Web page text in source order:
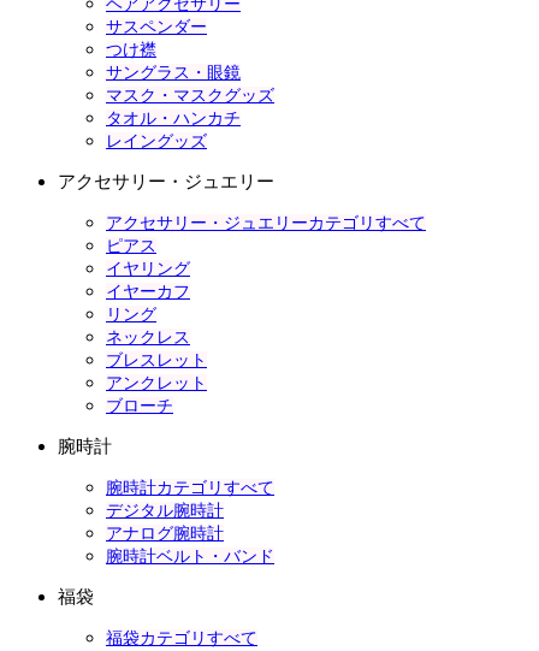
ヘアアクセサリー
サスペンダー
つけ襟
サングラス・眼鏡
マスク・マスクグッズ
タオル・ハンカチ
レイングッズ
アクセサリー・ジュエリー
アクセサリー・ジュエリーカテゴリすべて
ピアス
イヤリング
イヤーカフ
リング
ネックレス
ブレスレット
アンクレット
ブローチ
腕時計
腕時計カテゴリすべて
デジタル腕時計
アナログ腕時計
腕時計ベルト・バンド
福袋
福袋カテゴリすべて